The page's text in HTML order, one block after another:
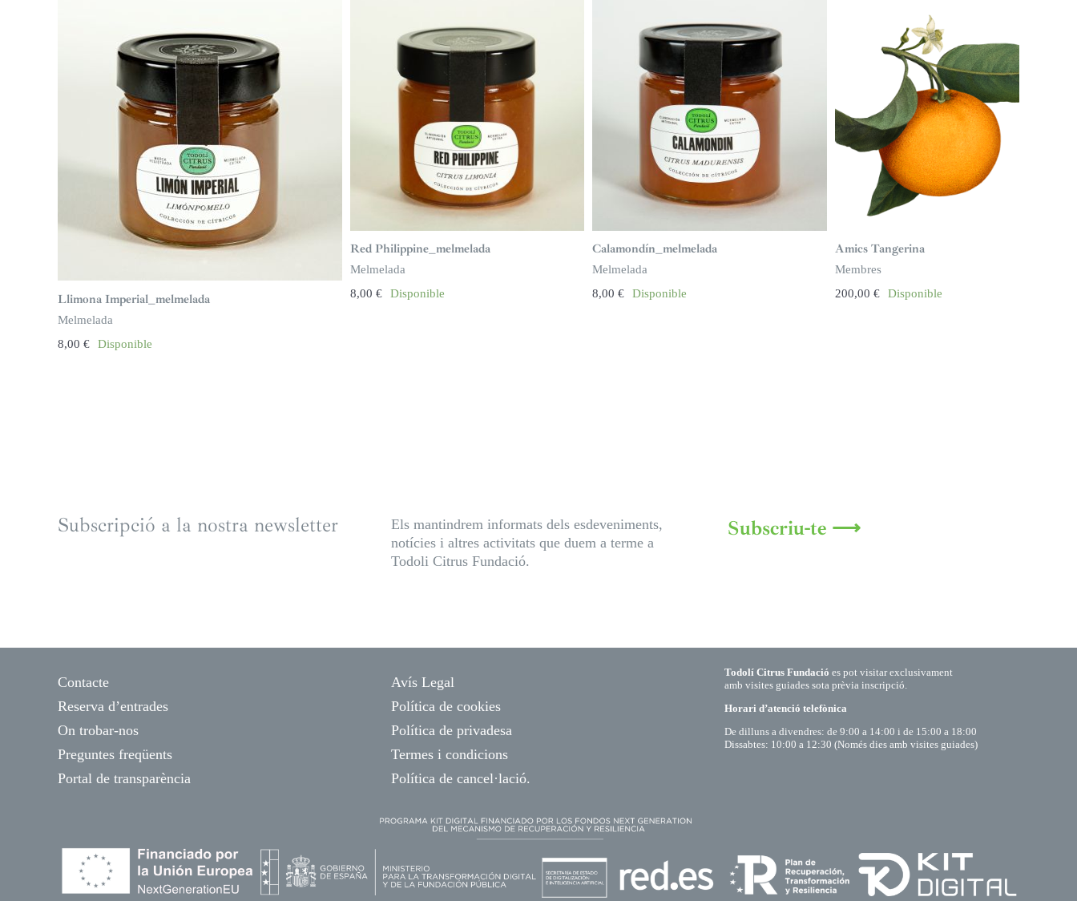
Llimona Imperial_melmelada
Melmelada
8,00 € Disponible
Red Philippine_melmelada
Melmelada
8,00 € Disponible
Calamondín_melmelada
Melmelada
8,00€ Disponible
Amics Tangerina
Membres
200,00 € Disponible
Subscripció a la nostra newsletter
Els mantindrem informats dels esdeveniments,
notícies i altres activitats que duem a terme a
Todoli Citrus Fundació.
Subscriu-te ⟶
Contacte
Reserva d’entrades
On trobar-nos
Preguntes freqüents
Portal de transparència
Avís Legal
Política de cookies
Política de privadesa
Termes i condicions
Política de cancel·lació.
Todolí Citrus Fundació es pot visitar exclusivament
amb visites guiades sota prèvia inscripció.
Horari d’atenció telefònica
De dilluns a divendres: de 9:00 a 14:00 i de 15:00 a 18:00
Dissabtes: 10:00 a 12:30 (Només dies amb visites guiades)